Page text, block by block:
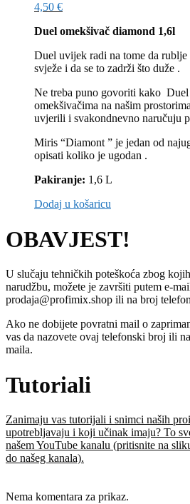
4,50 €
Duel omekšivač diamond 1,6l
Duel uvijek radi na tome da
svježe i da se to zadrži što duže .
Ne treba puno govoriti kako
omekšivačima na našim
uvjerili i svakondnevno naručuju
Miris “Diamont ” je jedan od
opisati koliko je ugodan .
Pakiranje: 1,6 L
Dodaj u košaricu
OBAVJEST!
U slučaju tehničkih poteškoća zbog
narudžbu, možete je završiti putem e-
prodaja@profimix.shop ili na broj
Ako ne dobijete povratni mail o
vas da nazovete ovaj telefonski broj ili
maila.
Tutoriali
Zanimaju vas tutorijali i snimci naših
upotrebljavaju i koji učinak imaju? To
našem YouTube kanalu (pritisnite na
do našeg kanala).
Nema komentara za prikaz.